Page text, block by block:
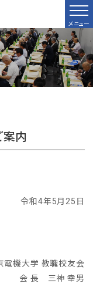
メニュー
内
令和4年5月25日
電機大学 教職校友会
会 長 三神 幸男